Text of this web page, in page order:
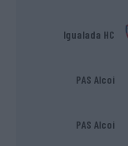
Igualada HC
PAS Alcoi
PAS Alcoi